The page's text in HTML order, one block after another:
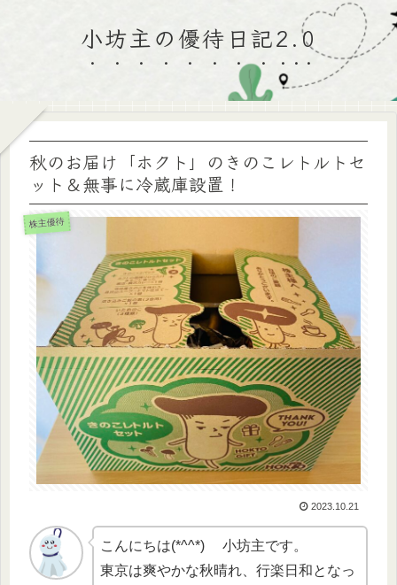
小坊主の優待日記2.0
秋のお届け「ホクト」のきのこレトルトセ
ット＆無事に冷蔵庫設置！
株主優待
2023.10.21
こんにちは(*^^*) 小坊主です。
東京は爽やかな秋晴れ、行楽日和となっ